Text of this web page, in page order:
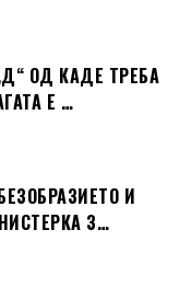
ОД КАДЕ ТРЕБА
Е …
И
З…